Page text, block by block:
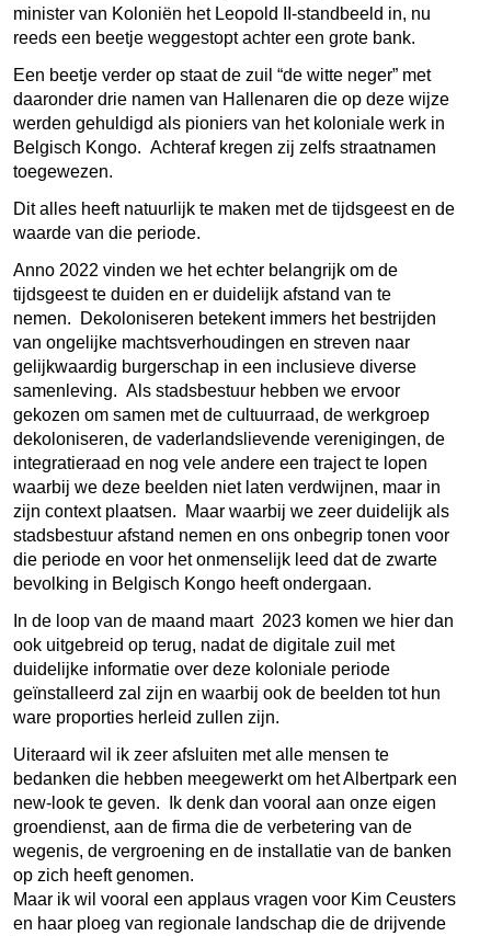
minister van Koloniën het Leopold II-standbeeld in, nu
reeds een beetje weggestopt achter een grote bank.
Een beetje verder op staat de zuil “de witte neger” met
daaronder drie namen van Hallenaren die op deze wijze
werden gehuldigd als pioniers van het koloniale werk in
Belgisch Kongo. Achteraf kregen zij zelfs straatnamen
toegewezen.
Dit alles heeft natuurlijk te maken met de tijdsgeest en de
waarde van die periode.
Anno 2022 vinden we het echter belangrijk om de
tijdsgeest te duiden en er duidelijk afstand van te
nemen. Dekoloniseren betekent immers het bestrijden
van ongelijke machtsverhoudingen en streven naar
gelijkwaardig burgerschap in een inclusieve diverse
samenleving. Als stadsbestuur hebben we ervoor
gekozen om samen met de cultuurraad, de werkgroep
dekoloniseren, de vaderlandslievende verenigingen, de
integratieraad en nog vele andere een traject te lopen
waarbij we deze beelden niet laten verdwijnen, maar in
zijn context plaatsen. Maar waarbij we zeer duidelijk als
stadsbestuur afstand nemen en ons onbegrip tonen voor
die periode en voor het onmenselijk leed dat de zwarte
bevolking in Belgisch Kongo heeft ondergaan.
In de loop van de maand maart 2023 komen we hier dan
ook uitgebreid op terug, nadat de digitale zuil met
duidelijke informatie over deze koloniale periode
geïnstalleerd zal zijn en waarbij ook de beelden tot hun
ware proporties herleid zullen zijn.
Uiteraard wil ik zeer afsluiten met alle mensen te
bedanken die hebben meegewerkt om het Albertpark een
new-look te geven. Ik denk dan vooral aan onze eigen
groendienst, aan de firma die de verbetering van de
wegenis, de vergroening en de installatie van de banken
op zich heeft genomen.
Maar ik wil vooral een applaus vragen voor Kim Ceusters
en haar ploeg van regionale landschap die de drijvende